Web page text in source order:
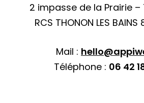
2 impasse de la Prairie –
RCS THONON LES
Mail :
Téléphone : 06 42